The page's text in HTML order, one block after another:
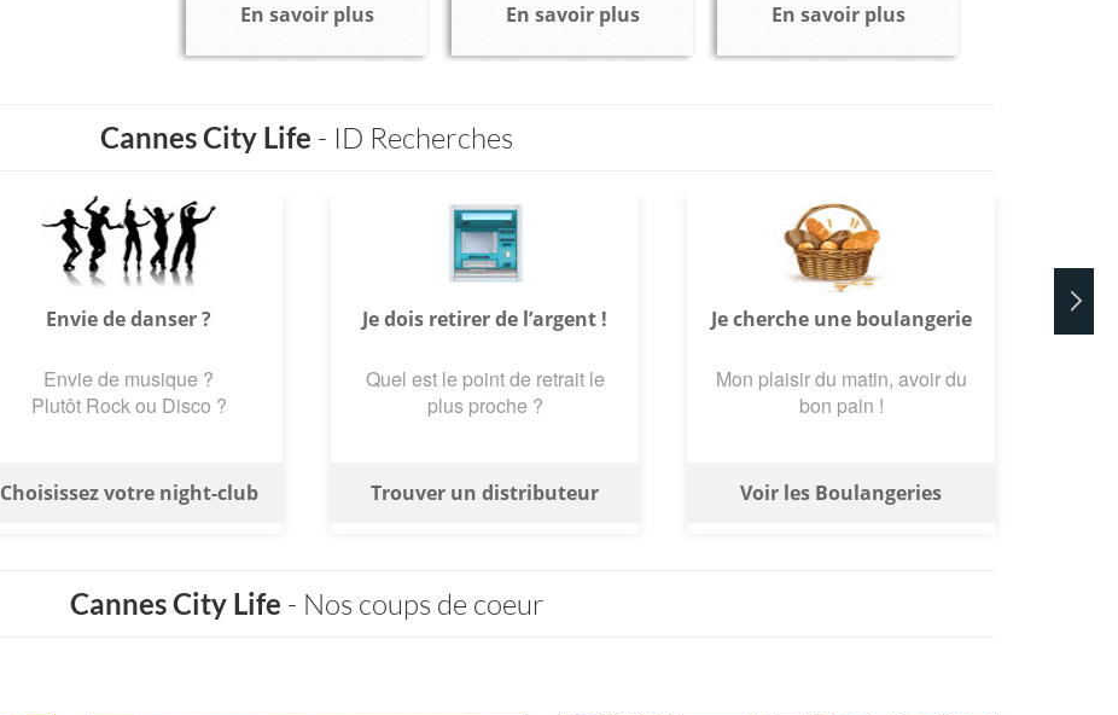
En savoir plus En savoir plus En savoir plus
Cannes City Life - ID Recherches
Envie de danser ?
Envie de musique ?
Plutôt Rock ou Disco ?
Choisissez votre night-club
Je dois retirer de l’argent !
Quel est le point de retrait le
plus proche ?
Trouver un distributeur
Je cherche une boulangerie
Mon plaisir du matin, avoir du
bon pain !
Voir les Boulangeries
Cannes City Life - Nos coups de coeur